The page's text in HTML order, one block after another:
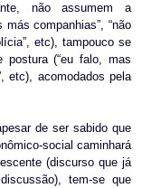
não assumem a
companhias”, “não
etc), tampouco se
postura (“eu falo, mas
etc), acomodados pela
de ser sabido que
social caminhará
(discurso que já
tem-se que